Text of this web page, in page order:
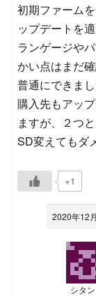
初期ファーム
ップデートを
ランゲージや
かい点はまだ
普通にできま
購入先もアッ
ますが、２つ
SD変えてもダ
+1
2020年12
シタン